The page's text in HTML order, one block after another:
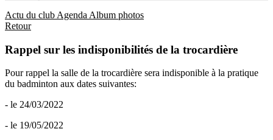
Actu du club Agenda Album photos
Retour
Rappel sur les indisponibilités de la trocardière
Pour rappel la salle de la trocardière sera indisponible à la pratique
du badminton aux dates suivantes:
- le 24/03/2022
- le 19/05/2022